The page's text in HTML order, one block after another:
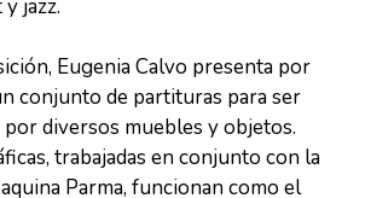
jazz.
Eugenia Calvo presenta por
conjunto de partituras para ser
diversos muebles y objetos.
trabajadas en conjunto con la
Parma, funcionan como el